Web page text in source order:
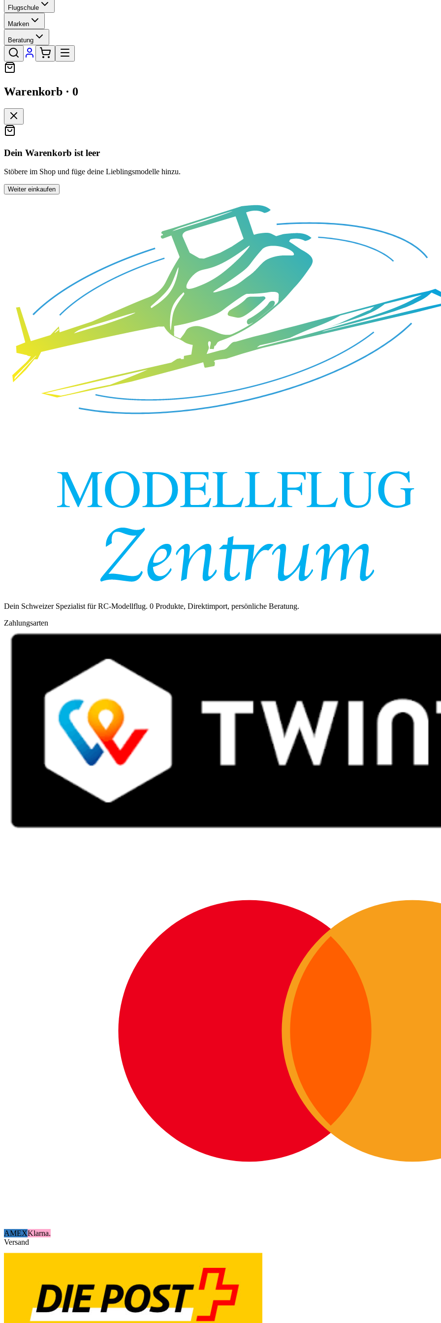
Flugschule
Marken
Beratung
Warenkorb · 0
Dein Warenkorb ist leer
Stöbere im Shop und füge deine Lieblingsmodelle hinzu.
Weiter einkaufen
Dein Schweizer Spezialist für RC-Modellflug. 0 Produkte, Direktimport, persönliche Beratung.
Zahlungsarten
AMEXKlarna.
Versand